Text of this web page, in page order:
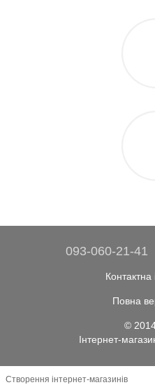
093-060-21-41
Повна
©
Інтернет-
Створення інтернет-магазинів